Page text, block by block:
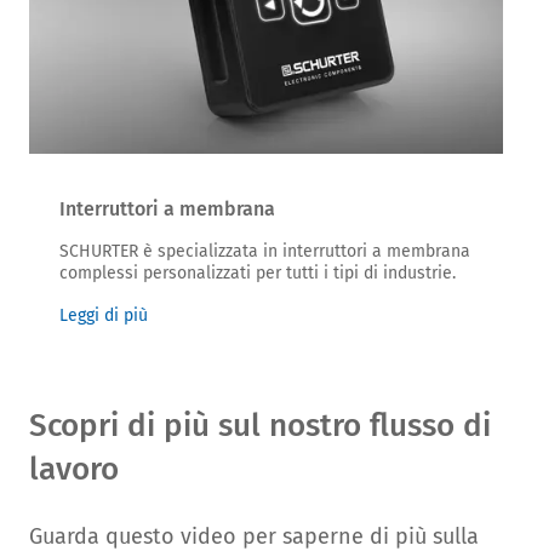
Interruttori a membrana
SCHURTER è specializzata in interruttori a membrana
complessi personalizzati per tutti i tipi di industrie.
Leggi di più
Scopri di più sul nostro flusso di
lavoro
Guarda questo video per saperne di più sulla